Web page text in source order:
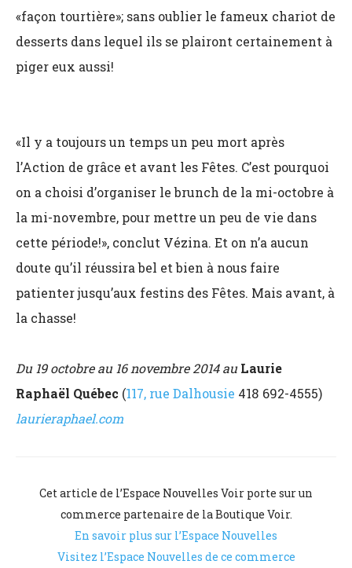
«façon tourtière»; sans oublier le fameux chariot de
desserts dans lequel ils se plairont certainement à
piger eux aussi!
«Il y a toujours un temps un peu mort après
l’Action de grâce et avant les Fêtes. C’est pourquoi
on a choisi d’organiser le brunch de la mi-octobre à
la mi-novembre, pour mettre un peu de vie dans
cette période!», conclut Vézina. Et on n’a aucun
doute qu’il réussira bel et bien à nous faire
patienter jusqu’aux festins des Fêtes. Mais avant, à
la chasse!
Du 19 octobre au 16 novembre 2014 auLaurie
Raphaël Québec (117, rue Dalhousie 418 692-4555)
laurieraphael.com
Cet article de l’Espace Nouvelles Voir porte sur un
commerce partenaire de la Boutique Voir.
En savoir plus sur l’Espace Nouvelles
Visitez l’Espace Nouvelles de ce commerce